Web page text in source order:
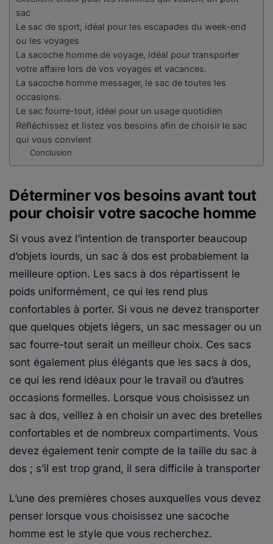
sac
Le sac de sport, idéal pour les escapades du week-end
ou les voyages
La sacoche homme de voyage, idéal pour transporter
votre affaire lors de vos voyages et vacances.
La sacoche homme messager, le sac de toutes les
occasions.
Le sac fourre-tout, idéal pour un usage quotidien
Réfléchissez et listez vos besoins afin de choisir le sac
qui vous convient
Conclusion
Déterminer vos besoins avant tout
pour choisir votre sacoche homme
Si vous avez l’intention de transporter beaucoup
d’objets lourds, un sac à dos est probablement la
meilleure option. Les sacs à dos répartissent le
poids uniformément, ce qui les rend plus
confortables à porter. Si vous ne devez transporter
que quelques objets légers, un sac messager ou un
sac fourre-tout serait un meilleur choix. Ces sacs
sont également plus élégants que les sacs à dos,
ce qui les rend idéaux pour le travail ou d’autres
occasions formelles. Lorsque vous choisissez un
sac à dos, veillez à en choisir un avec des bretelles
confortables et de nombreux compartiments. Vous
devez également tenir compte de la taille du sac à
dos ; s’il est trop grand, il sera difficile à transporter
L’une des premières choses auxquelles vous devez
penser lorsque vous choisissez une sacoche
homme est le style que vous recherchez.